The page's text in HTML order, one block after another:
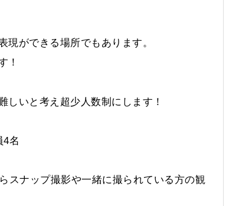
ができる場所でもあります。
！
しいと考え超少人数制にします！
4名
スナップ撮影や一緒に撮られている方の観